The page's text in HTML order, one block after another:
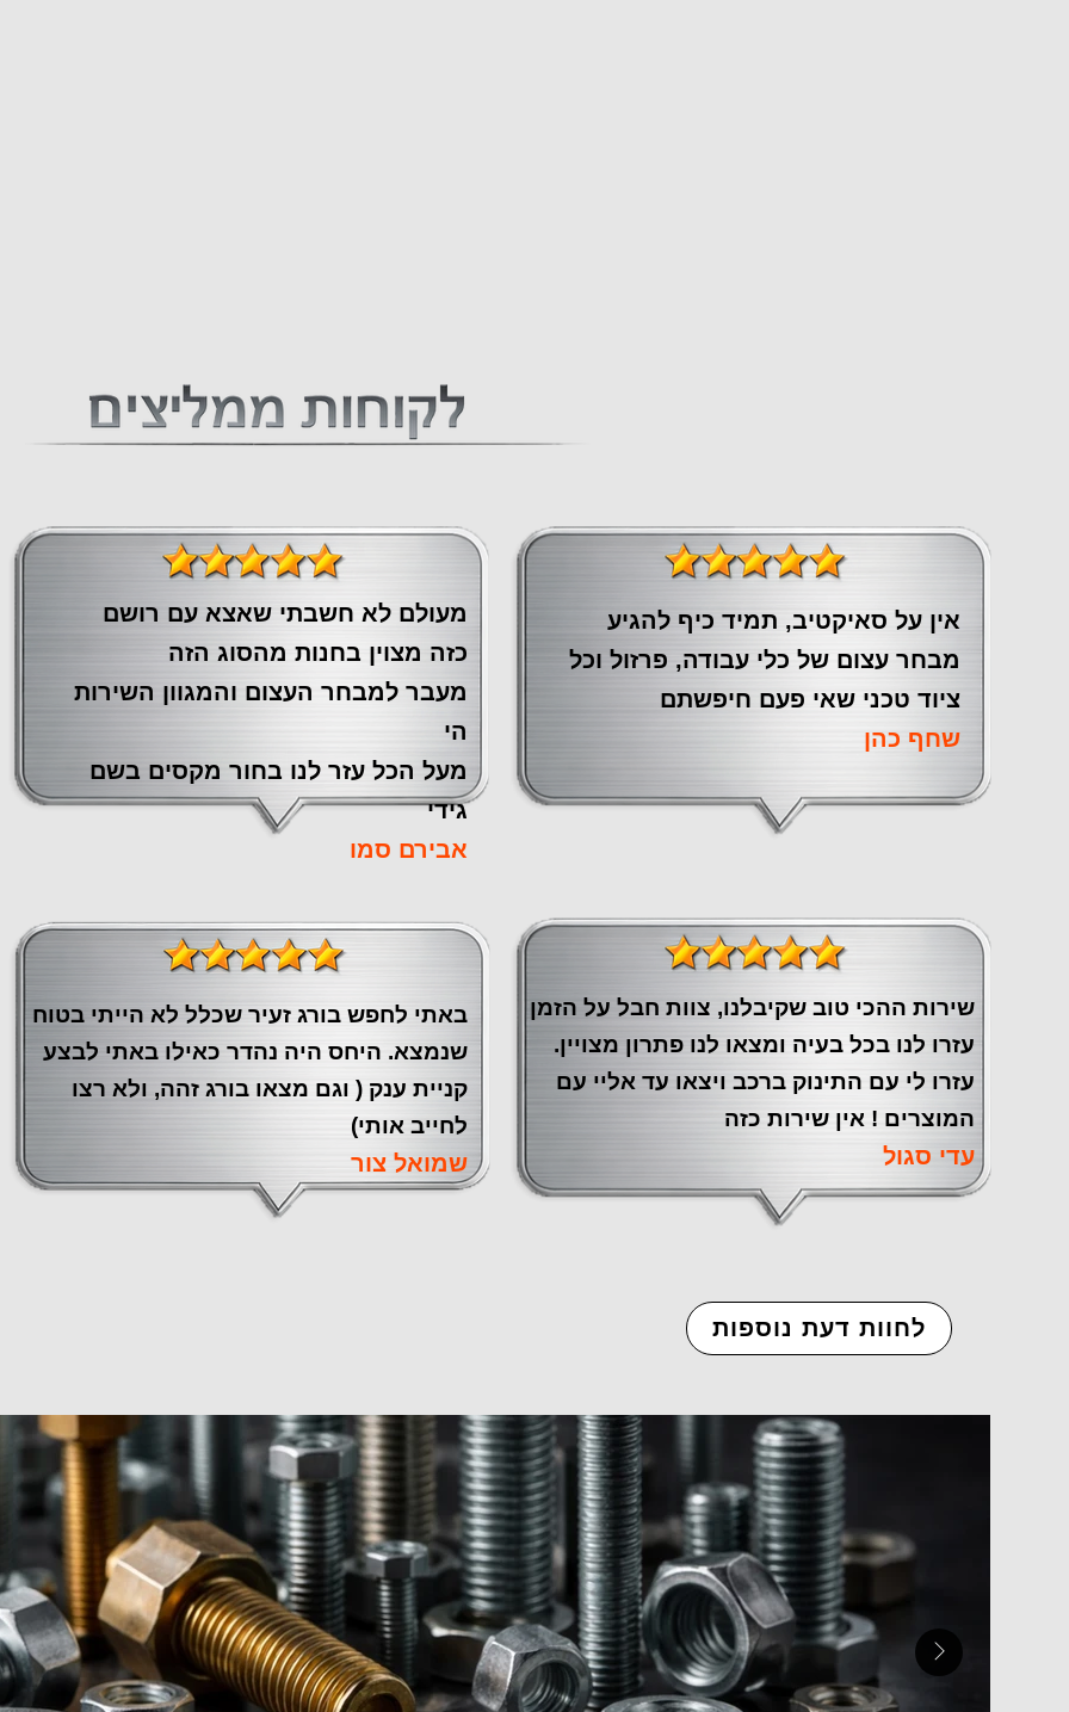
מעולם לא חשבתי שאצא עם רושם
כזה מצוין ‏בחנות מהסוג הזה
‏מעבר ‏למבחר העצום והמגוון השירות
הי
מעל הכל עזר לנו ‏בחור מקסים בשם
גידי
אבירם סמו
אין על סאיקטיב, תמיד כיף להגיע
מבחר עצום של כלי עבודה, פרזול וכל
ציוד טכני שאי פעם חיפשתם
שחף כהן
שירות ההכי טוב שקיבלנו, צוות חבל על הזמן
עזרו לנו בכל בעיה ומצאו לנו פתרון מצויין.
עזרו לי עם התינוק ברכב ויצאו עד אליי עם
המוצרים ! אין שירות כזה
עדי סגול
באתי לחפש בורג זעיר שכלל לא הייתי בטוח
שנמצא. היחס היה נהדר כאילו באתי לבצע
קניית ענק ( וגם מצאו בורג זהה, ולא רצו
לחייב אותי)
שמואל צור
לחוות דעת נוספות